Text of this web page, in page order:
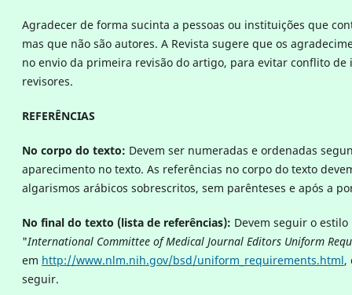
Agradecer de forma sucinta a pessoas ou instituições que
mas que não são autores. A Revista sugere que os
no envio da primeira revisão do artigo, para evitar conflito de
revisores.
REFERÊNCIAS
No corpo do texto: Devem ser numeradas e ordenadas
aparecimento no texto. As referências no corpo do texto
algarismos arábicos sobrescritos, sem parênteses e após a
No final do texto (lista de referências): Devem seguir o
"International Committee of Medical Journal Editors Uniform
em http://www.nlm.nih.gov/bsd/uniform_requirements.html,
seguir.